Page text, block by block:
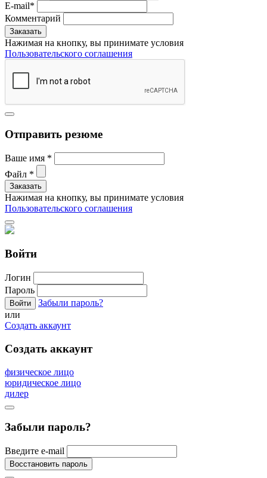
E-mail*
Комментарий
Нажимая на кнопку, вы принимате условия
Пользовательского соглашения
Отправить резюме
Ваше имя *
Файл *
Нажимая на кнопку, вы принимате условия
Пользовательского соглашения
Войти
Логин
Пароль
Забыли пароль?
или
Создать аккаунт
Создать аккаунт
физическое лицо
юридическое лицо
дилер
Забыли пароль?
Введите e-mail